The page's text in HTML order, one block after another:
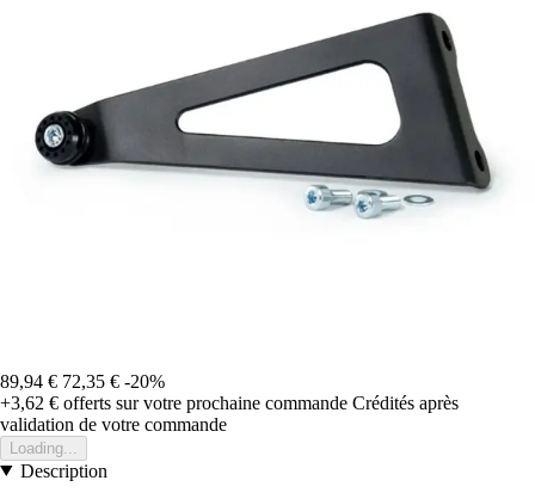
89,94 € 72,35 € -20%
+3,62 € offerts sur votre prochaine commande Crédités après
validation de votre commande
Loading...
Description